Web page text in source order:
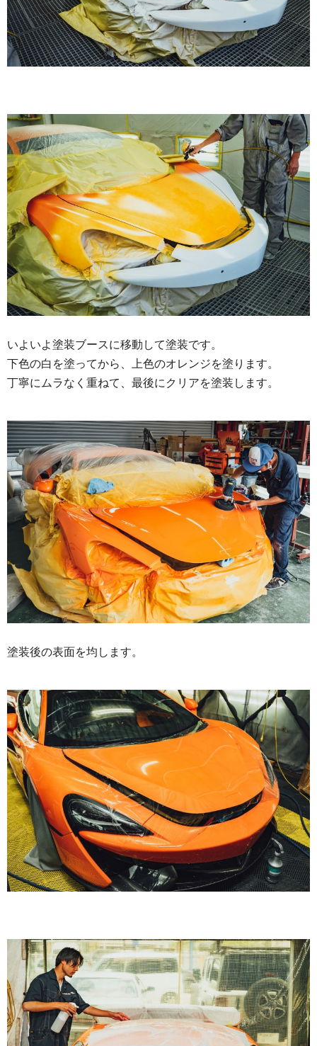
いよいよ塗装ブースに移動して塗装です。
下色の白を塗ってから、上色のオレンジを塗ります。
丁寧にムラなく重ねて、最後にクリアを塗装します。
塗装後の表面を均します。